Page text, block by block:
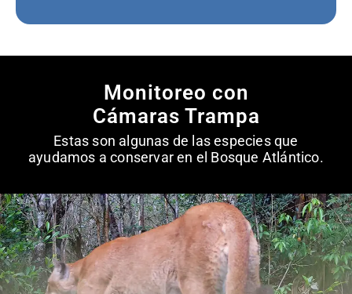
Monitoreo con
Cámaras Trampa
Estas son algunas de las especies que
ayudamos a conservar en el Bosque Atlántico.